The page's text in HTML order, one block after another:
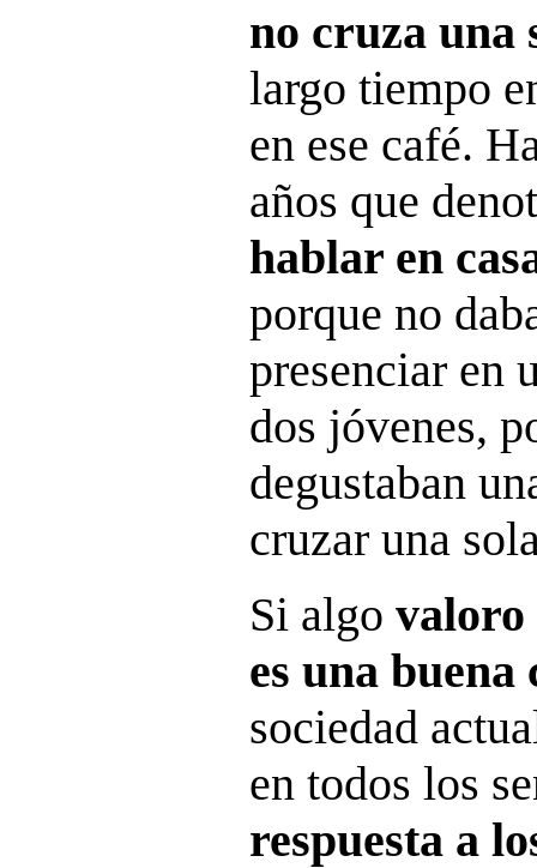
no cruza una
largo tiempo
en ese café.
años que
hablar en
porque no
presenciar en
dos jóvenes,
degustaban
cruzar una
Si algo
es una buena
sociedad
en todos los
respuesta a